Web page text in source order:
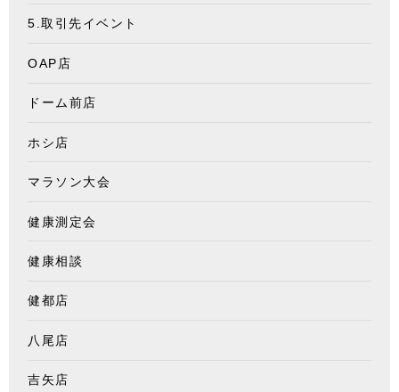
5.取引先イベント
OAP店
ドーム前店
ホシ店
マラソン大会
健康測定会
健康相談
健都店
八尾店
吉矢店